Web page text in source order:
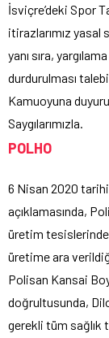
İsviçre’deki Spor
itirazlarımız yasal
yanı sıra,
durdurulması
Kamuoyuna
Saygılarımızla.
POLHO
6 Nisan 2020
açıklamasında,
üretim tesislerinde
üretime ara
Polisan Kansai
doğrultusunda,
gerekli tüm sağlık